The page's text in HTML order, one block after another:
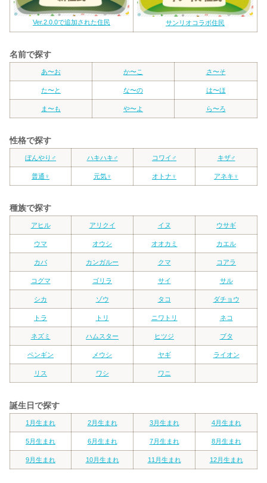
Ver.2.0.0で追加された住民 サンリオコラボ住民
名前で探す
あ〜お か〜こ さ〜そ
た〜と な〜の は〜ほ
ま〜も や〜よ ら〜ろ
性格で探す
ぼんやり♂ ハキハキ♂ コワイ♂ キザ♂
普通♀ 元気♀ オトナ♀ アネキ♀
種族で探す
アヒル アリクイ イヌ ウサギ
ウマ オウシ オオカミ カエル
カバ カンガルー クマ コアラ
コグマ ゴリラ サイ サル
シカ ゾウ タコ ダチョウ
トラ トリ ニワトリ ネコ
ネズミ ハムスター ヒツジ ブタ
ペンギン メウシ ヤギ ライオン
リス ワシ ワニ
誕生日で探す
1月生まれ 2月生まれ 3月生まれ 4月生まれ
5月生まれ 6月生まれ 7月生まれ 8月生まれ
9月生まれ 10月生まれ 11月生まれ 12月生まれ